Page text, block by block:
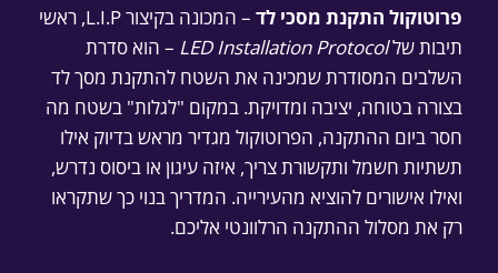
פרוטוקול התקנת מסכי לד
– המכונה בקיצור L.I.P, ראשי
תיבות שלLED Installation Protocol – הוא סדרת
השלבים המסודרת שמכינה את השטח להתקנת מסך לד
בצורה בטוחה, יציבה ומדויקת. במקום "לגלות" בשטח מה
חסר ביום ההתקנה, הפרוטוקול מגדיר מראש בדיוק אילו
תשתיות חשמל ותקשורת צריך, איזה עיגון או ביסוס נדרש,
ואילו אישורים להוציא מהעירייה. המדריך בנוי כך שתקראו
רק את מסלול ההתקנה הרלוונטי אליכם.